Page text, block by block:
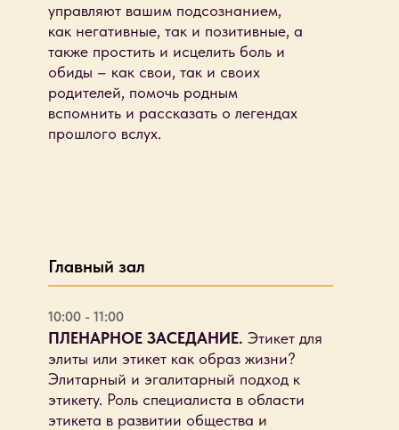
управляют вашим подсознанием,
как негативные, так и позитивные, а
также простить и исцелить боль и
обиды – как свои, так и своих
родителей, помочь родным
вспомнить и рассказать о легендах
прошлого вслух.
Главный зал
10:00 - 11:00
ПЛЕНАРНОЕ ЗАСЕДАНИЕ. Этикет для
элиты или этикет как образ жизни?
Элитарный и эгалитарный подход к
этикету. Роль специалиста в области
этикета в развитии общества и